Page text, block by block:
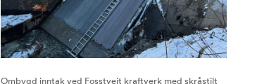
Ombygd inntak ved Fosstveit kraftverk med skråstilt